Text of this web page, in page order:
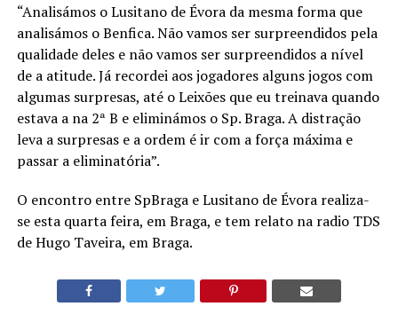
“Analisámos o Lusitano de Évora da mesma forma que
analisámos o Benfica. Não vamos ser surpreendidos pela
qualidade deles e não vamos ser surpreendidos a nível
de a atitude. Já recordei aos jogadores alguns jogos com
algumas surpresas, até o Leixões que eu treinava quando
estava a na 2ª B e eliminámos o Sp. Braga. A distração
leva a surpresas e a ordem é ir com a força máxima e
passar a eliminatória”.
O encontro entre SpBraga e Lusitano de Évora realiza-
se esta quarta feira, em Braga, e tem relato na radio TDS
de Hugo Taveira, em Braga.